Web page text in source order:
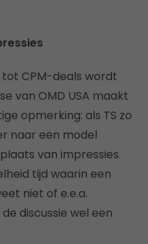
tot CPM-deals wordt
van OMD USA maakt
opmerking: als TS zo
naar een model
van impressies.
tijd waarin een
niet of e.e.a.
discussie wel een